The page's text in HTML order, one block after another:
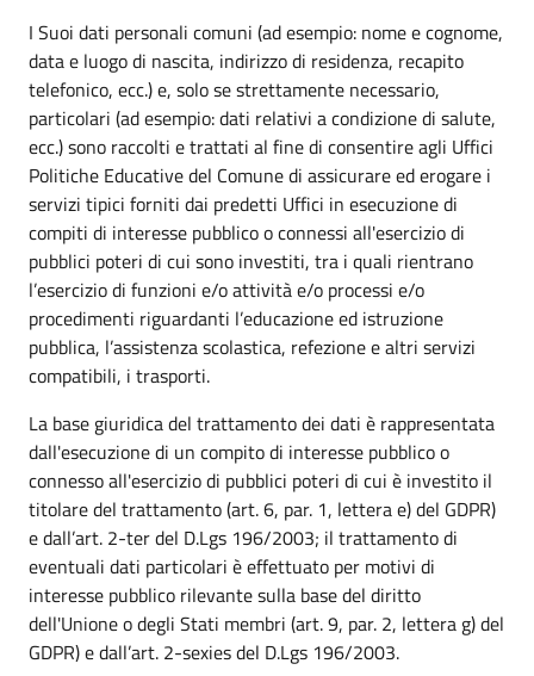
I Suoi dati personali comuni (ad esempio: nome e cognome,
data e luogo di nascita, indirizzo di residenza, recapito
telefonico, ecc.) e, solo se strettamente necessario,
particolari (ad esempio: dati relativi a condizione di salute,
ecc.) sono raccolti e trattati al fine di consentire agli Uffici
Politiche Educative del Comune di assicurare ed erogare i
servizi tipici forniti dai predetti Uffici in esecuzione di
compiti di interesse pubblico o connessi all'esercizio di
pubblici poteri di cui sono investiti, tra i quali rientrano
l’esercizio di funzioni e/o attività e/o processi e/o
procedimenti riguardanti l’educazione ed istruzione
pubblica, l’assistenza scolastica, refezione e altri servizi
compatibili, i trasporti.
La base giuridica del trattamento dei dati è rappresentata
dall'esecuzione di un compito di interesse pubblico o
connesso all'esercizio di pubblici poteri di cui è investito il
titolare del trattamento (art. 6, par. 1, lettera e) del GDPR)
e dall’art. 2-ter del D.Lgs 196/2003; il trattamento di
eventuali dati particolari è effettuato per motivi di
interesse pubblico rilevante sulla base del diritto
dell'Unione o degli Stati membri (art. 9, par. 2, lettera g) del
GDPR) e dall’art. 2-sexies del D.Lgs 196/2003.